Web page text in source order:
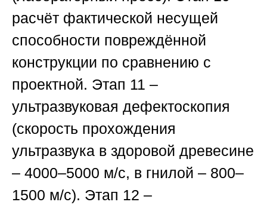
расчёт фактической несущей
способности повреждённой
конструкции по сравнению с
проектной. Этап 11 –
ультразвуковая дефектоскопия
(скорость прохождения
ультразвука в здоровой древесине
– 4000–5000 м/с, в гнилой – 800–
1500 м/с). Этап 12 –